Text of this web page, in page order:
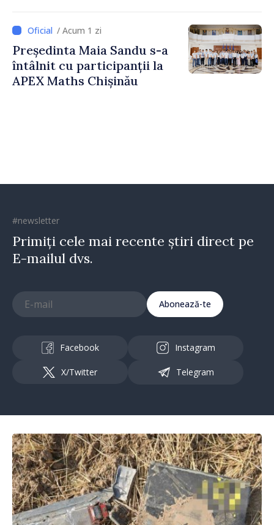
Strategică și Contracarare a
Dezinformării
/ Acum 1 zi
Președinta Maia Sandu s-a
întâlnit cu participanții la
APEX Maths Chișinău
#newsletter
Primiți cele mai recente știri direct pe
E-mailul dvs.
Abonează-te
Facebook Instagram
X/Twitter Telegram